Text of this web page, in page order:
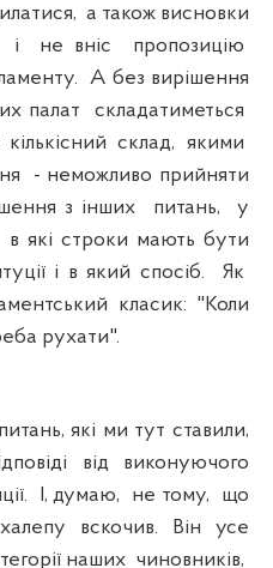
а також висновки
і не вніс пропозицію
А без вирішення
палат складатиметься
склад, якими
- неможливо прийняти
з інших питань, у
які строки мають бути
і в який спосіб. Як
класик: "Коли
рухати".
які ми тут ставили,
від виконуючого
І, думаю, не тому, що
вскочив. Він усе
наших чиновників,